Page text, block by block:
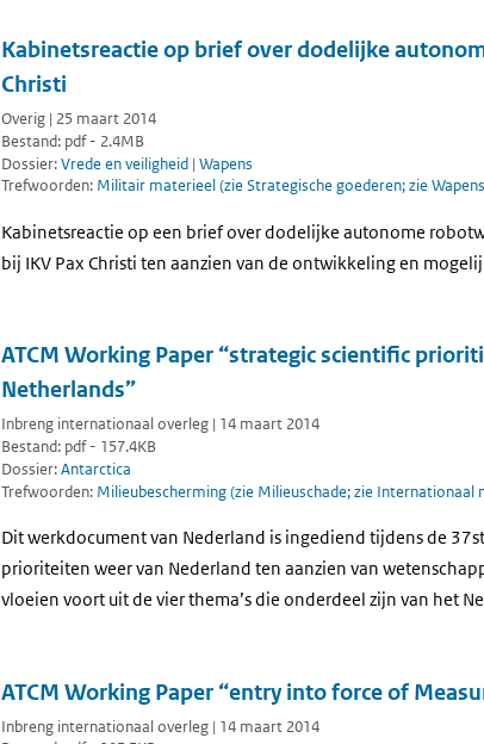
Kabinetsreactie op brief over dodelijke
Christi
Overig | 25 maart 2014
Bestand: pdf - 2.4MB
Dossier:Vrede en veiligheid | Wapens
Trefwoorden: Militair materieel (zie Strategische goederen; zie
Kabinetsreactie op een brief over dodelijke autonome
bij IKV Pax Christi ten aanzien van de ontwikkeling en
ATCM Working Paper “strategic scientific
Netherlands”
Inbreng internationaal overleg | 14 maart 2014
Bestand: pdf - 157.4KB
Dossier:Antarctica
Trefwoorden: Milieubescherming (zie Milieuschade; zie Internationaal
Dit werkdocument van Nederland is ingediend tijdens de
prioriteiten weer van Nederland ten aanzien van
vloeien voort uit de vier thema’s die onderdeel zijn van het
ATCM Working Paper “entry into force of
Inbreng internationaal overleg | 14 maart 2014